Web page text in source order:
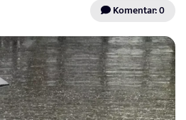
Komentar: 0